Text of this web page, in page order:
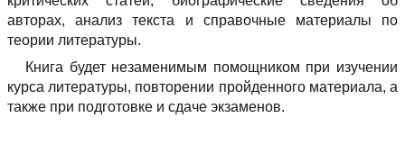
авторах, анализ текста и справочные материалы по
теории литературы.
Книга будет незаменимым помощником при изучении
курса литературы, повторении пройденного материала, а
также при подготовке и сдаче экзаменов.